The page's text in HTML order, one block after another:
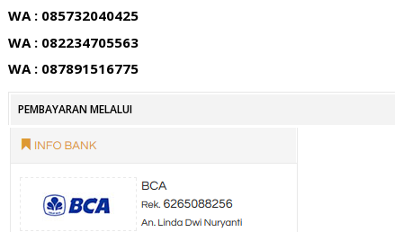
WA : 085732040425
WA : 082234705563
WA : 087891516775
PEMBAYARAN MELALUI